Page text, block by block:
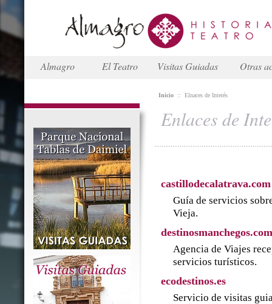
Almagro El Teatro Visitas Guiadas Otras
Inicio :: Elnaces de Interés
Enlaces de
castillodecalatrava.com
Guía de servicios
Vieja.
destinosmanchegos.com
Agencia de Viajes
servicios turísticos.
ecodestinos.es
Servicio de visitas